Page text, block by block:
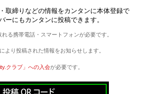
取締りなどの情報をカンタンに本体登録で
ーにもカンタンに投稿できます。
る携帯電話・スマートフォンが必要です。
より投稿された情報をお知らせします。
ity.クラブ」への入会が必要です。